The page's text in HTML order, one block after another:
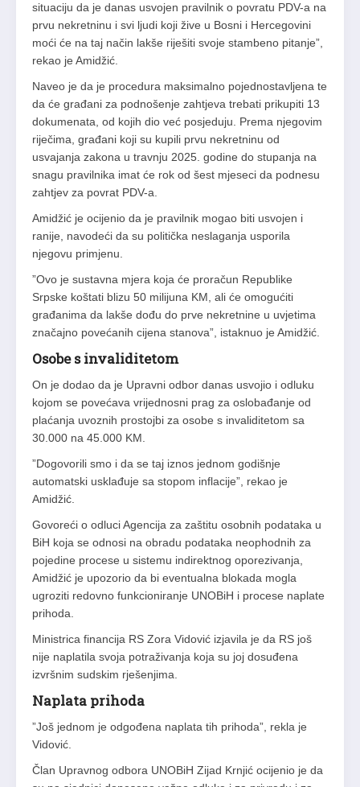
situaciju da je danas usvojen pravilnik o povratu PDV-a na
prvu nekretninu i svi ljudi koji žive u Bosni i Hercegovini
moći će na taj način lakše riješiti svoje stambeno pitanje”,
rekao je Amidžić.
Naveo je da je procedura maksimalno pojednostavljena te
da će građani za podnošenje zahtjeva trebati prikupiti 13
dokumenata, od kojih dio već posjeduju. Prema njegovim
riječima, građani koji su kupili prvu nekretninu od
usvajanja zakona u travnju 2025. godine do stupanja na
snagu pravilnika imat će rok od šest mjeseci da podnesu
zahtjev za povrat PDV-a.
Amidžić je ocijenio da je pravilnik mogao biti usvojen i
ranije, navodeći da su politička neslaganja usporila
njegovu primjenu.
”Ovo je sustavna mjera koja će proračun Republike
Srpske koštati blizu 50 milijuna KM, ali će omogućiti
građanima da lakše dođu do prve nekretnine u uvjetima
značajno povećanih cijena stanova”, istaknuo je Amidžić.
Osobe s invaliditetom
On je dodao da je Upravni odbor danas usvojio i odluku
kojom se povećava vrijednosni prag za oslobađanje od
plaćanja uvoznih prostojbi za osobe s invaliditetom sa
30.000 na 45.000 KM.
”Dogovorili smo i da se taj iznos jednom godišnje
automatski usklađuje sa stopom inflacije”, rekao je
Amidžić.
Govoreći o odluci Agencija za zaštitu osobnih podataka u
BiH koja se odnosi na obradu podataka neophodnih za
pojedine procese u sistemu indirektnog oporezivanja,
Amidžić je upozorio da bi eventualna blokada mogla
ugroziti redovno funkcioniranje UNOBiH i procese naplate
prihoda.
Ministrica financija RS Zora Vidović izjavila je da RS još
nije naplatila svoja potraživanja koja su joj dosuđena
izvršnim sudskim rješenjima.
Naplata prihoda
”Još jednom je odgođena naplata tih prihoda”, rekla je
Vidović.
Član Upravnog odbora UNOBiH Zijad Krnjić ocijenio je da